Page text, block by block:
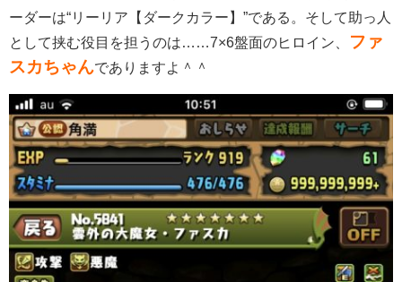
ーダーは“リーリア【ダークカラー】”である。そして助っ人
として挟む役目を担うのは……7×6盤面のヒロイン、
ファ
スカちゃんでありますよ＾＾